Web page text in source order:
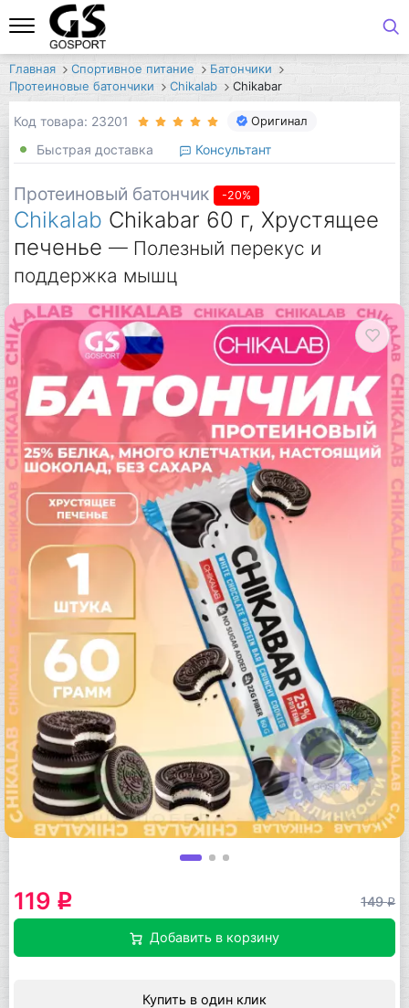
Главная Спортивное питание
Батончики
Протеиновые батончики
Chikalab Chikabar
Код товара: 23201 Оригинал
Быстрая доставка Консультант
Протеиновый батончик -20%
Chikalab Chikabar 60 г, Хрустящее
печенье — Полезный перекус и
поддержка мышц
119 q 149q
Добавить в корзину
Купить в один клик